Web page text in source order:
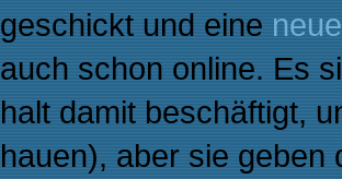
geschickt und eine
auch schon online. Es
halt damit beschäftigt,
hauen), aber sie geben